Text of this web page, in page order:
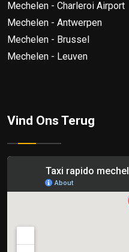
Mechelen - Charleroi Airport
Mechelen - Antwerpen
Mechelen - Brussel
Mechelen - Leuven
Vind Ons Terug